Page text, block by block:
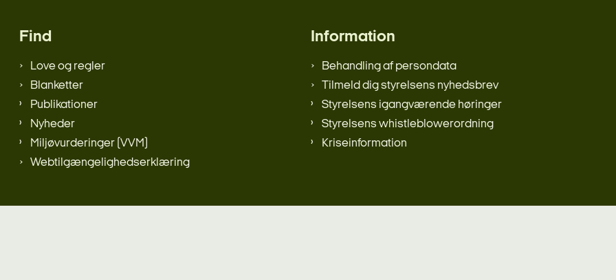
Find
Love og regler
Blanketter
Publikationer
Nyheder
Miljøvurderinger (VVM)
Webtilgængelighedserklæring
Information
Behandling af persondata
Tilmeld dig styrelsens nyhedsbrev
Styrelsens igangværende høringer
Styrelsens whistleblowerordning
Kriseinformation